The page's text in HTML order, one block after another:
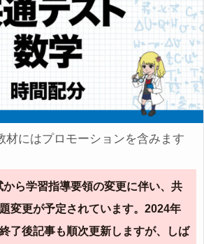
材にはプロモーションを含みます
ら学習指導要領の変更に伴い、共
変更が予定されています。2024年
了後記事も順次更新しますが、しば